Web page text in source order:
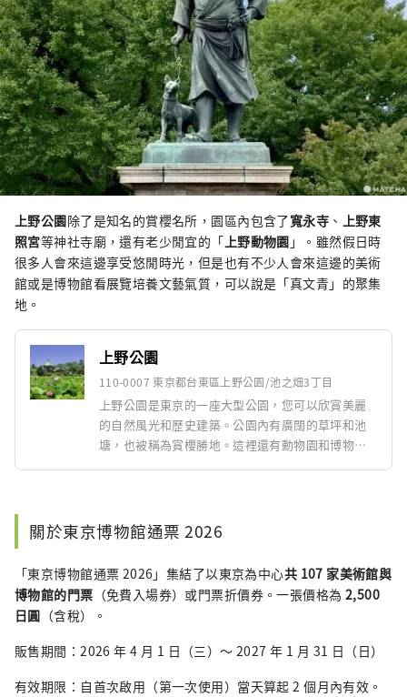
上野公園除了是知名的賞櫻名所，園區內包含了寬永寺 、 上野東
照宮等神社寺廟，還有老少閒宜的「上野動物園 」。雖然假日時
很多人會來這邊享受悠閒時光，但是也有不少人會來這邊的美術
館或是博物館看展覽培養文藝氣質，可以說是「真文青」的聚集
地。
上野公園
110-0007 東京都台東區上野公園/池之畑3丁目
上野公園是東京的一座大型公園，您可以欣賞美麗
的自然風光和歷史建築。公園內有廣闊的草坪和池
塘，也被稱為賞櫻勝地。這裡還有動物園和博物
關於東京博物館通票 2026
「東京博物館通票 2026」集結了以東京為中心共 107 家美術館與
博物館的門票 （免費入場券）或門票折價券。一張價格為 2,500
日圓 （含稅）。
販售期間：2026 年 4 月 1 日（三）～ 2027 年 1 月 31 日（日）
有效期限：自首次啟用（第一次使用）當天算起 2 個月內有效。